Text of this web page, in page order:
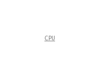
CPU